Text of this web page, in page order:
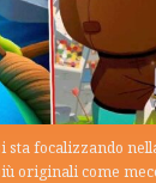
sta focalizzando
originali come